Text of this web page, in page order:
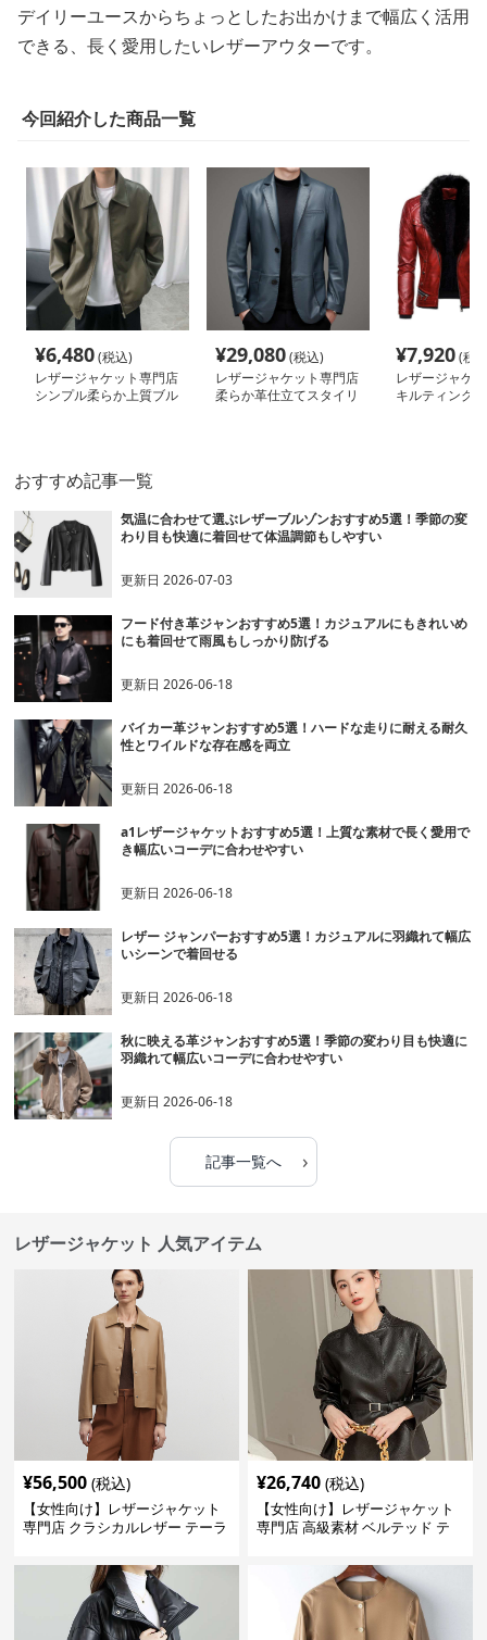
デイリーユースからちょっとしたお出かけまで幅広く活用
できる、長く愛用したいレザーアウターです。
今回紹介した商品一覧
¥6,480(税込)
レザージャケット専門店
シンプル柔らか上質ブル
¥29,080(税込)
レザージャケット専門店
柔らか革仕立てスタイリ
¥7,920(税
レザージャケ
キルティング
おすすめ記事一覧
気温に合わせて選ぶレザーブルゾンおすすめ5選！季節の変
わり目も快適に着回せて体温調節もしやすい
更新日2026-07-03
フード付き革ジャンおすすめ5選！カジュアルにもきれいめ
にも着回せて雨風もしっかり防げる
更新日2026-06-18
バイカー革ジャンおすすめ5選！ハードな走りに耐える耐久
性とワイルドな存在感を両立
更新日2026-06-18
a1レザージャケットおすすめ5選！上質な素材で長く愛用で
き幅広いコーデに合わせやすい
更新日2026-06-18
レザー ジャンパーおすすめ5選！カジュアルに羽織れて幅広
いシーンで着回せる
更新日2026-06-18
秋に映える革ジャンおすすめ5選！季節の変わり目も快適に
羽織れて幅広いコーデに合わせやすい
更新日2026-06-18
記事一覧へ ›
レザージャケット 人気アイテム
¥56,500 (税込)
【女性向け】レザージャケット
専門店 クラシカルレザー テーラ
¥26,740 (税込)
【女性向け】レザージャケット
専門店 高級素材 ベルテッド テ